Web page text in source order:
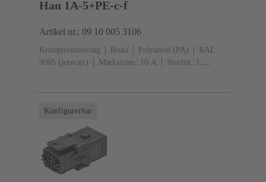
Han 1A-5+PE-c-f
Artikel nr.: 09 10 005 3106
Krimpterminering Hona Polyamid (PA)
RAL
9005 (jetsvart)
Märkström: ‌10 A
Storlek: 1
Konfigurerbar